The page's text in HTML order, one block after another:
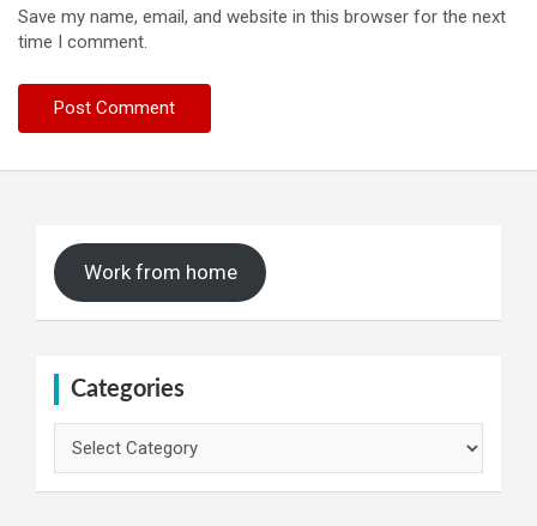
Save my name, email, and website in this browser for the next
time I comment.
Work from home
Categories